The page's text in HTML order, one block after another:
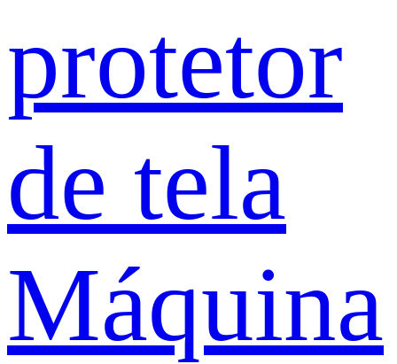
protetor
de tela
Máquina